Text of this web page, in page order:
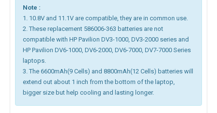
Note :
1. 10.8V and 11.1V are compatible, they are in common use.
2. These replacement 586006-363 batteries are not
compatible with HP Pavilion DV3-1000, DV3-2000 series and
HP Pavilion DV6-1000, DV6-2000, DV6-7000, DV7-7000 Series
laptops.
3. The 6600mAh(9 Cells) and 8800mAh(12 Cells) batteries will
extend out about 1 inch from the bottom of the laptop,
bigger size but help cooling and lasting longer.